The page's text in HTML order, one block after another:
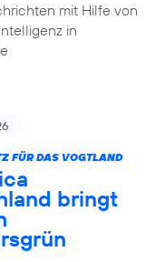
mit Hilfe von
in
FÜR DAS VOGTLAND
bringt